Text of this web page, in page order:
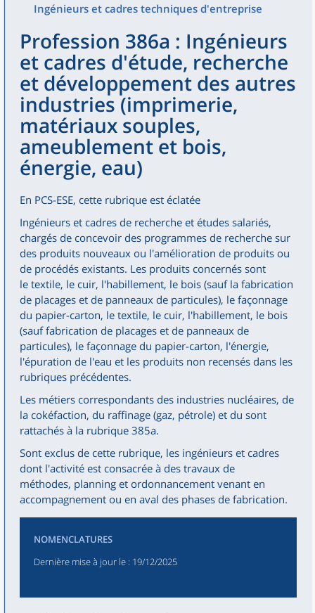
Ingénieurs et cadres techniques d'entreprise
Profession 386a : Ingénieurs
et cadres d'étude, recherche
et développement des autres
industries (imprimerie,
matériaux souples,
ameublement et bois,
énergie, eau)
En PCS-ESE, cette rubrique est éclatée
Ingénieurs et cadres de recherche et études salariés,
chargés de concevoir des programmes de recherche sur
des produits nouveaux ou l'amélioration de produits ou
de procédés existants. Les produits concernés sont
le textile, le cuir, l'habillement, le bois (sauf la fabrication
de placages et de panneaux de particules), le façonnage
du papier-carton, le textile, le cuir, l'habillement, le bois
(sauf fabrication de placages et de panneaux de
particules), le façonnage du papier-carton, l'énergie,
l'épuration de l'eau et les produits non recensés dans les
rubriques précédentes.
Les métiers correspondants des industries nucléaires, de
la cokéfaction, du raffinage (gaz, pétrole) et du sont
rattachés à la rubrique 385a.
Sont exclus de cette rubrique, les ingénieurs et cadres
dont l'activité est consacrée à des travaux de
méthodes, planning et ordonnancement venant en
accompagnement ou en aval des phases de fabrication.
NOMENCLATURES
Dernière mise à jour le : 19/12/2025